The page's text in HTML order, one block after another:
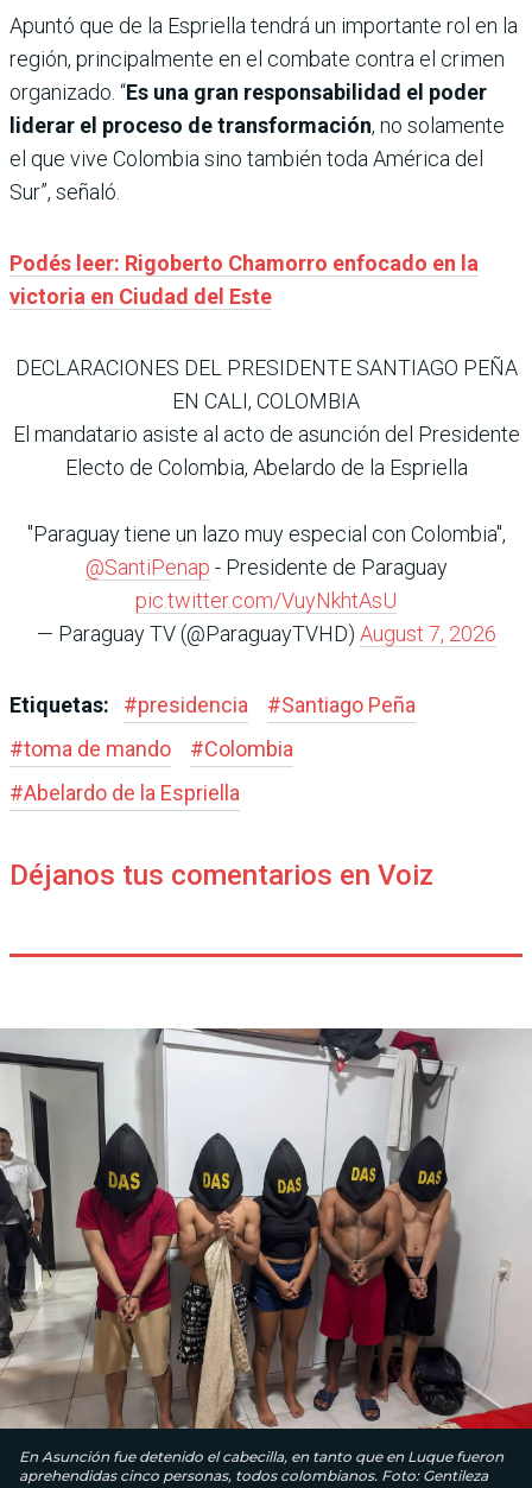
Apuntó que de la Espriella tendrá un importante rol en la
región, principalmente en el combate contra el crimen
organizado. “Es una gran responsabilidad el poder
liderar el proceso de transformación, no solamente
el que vive Colombia sino también toda América del
Sur”, señaló.
Podés leer: Rigoberto Chamorro enfocado en la
victoria en Ciudad del Este
DECLARACIONES DEL PRESIDENTE SANTIAGO PEÑA
EN CALI, COLOMBIA
El mandatario asiste al acto de asunción del Presidente
Electo de Colombia, Abelardo de la Espriella
"Paraguay tiene un lazo muy especial con Colombia",
@SantiPenap - Presidente de Paraguay
pic.twitter.com/VuyNkhtAsU
— Paraguay TV (@ParaguayTVHD) August 7, 2026
Etiquetas: #presidencia #Santiago Peña
#toma de mando #Colombia
#Abelardo de la Espriella
Déjanos tus comentarios en Voiz
En Asunción fue detenido el cabecilla, en tanto que en Luque fueron
aprehendidas cinco personas, todos colombianos. Foto: Gentileza